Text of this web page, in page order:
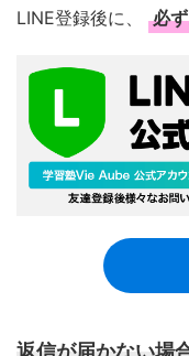
LINE登録後に、
必